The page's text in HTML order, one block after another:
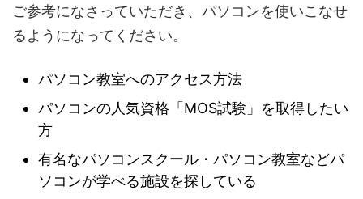
ご参考になさっていただき、パソコンを使いこなせ
るようになってください。
パソコン教室へのアクセス方法
パソコンの人気資格「MOS試験」を取得したい
方
有名なパソコンスクール・パソコン教室などパ
ソコンが学べる施設を探している